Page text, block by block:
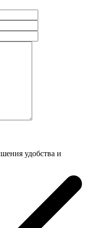
удобства и